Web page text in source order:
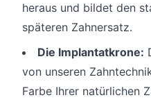
heraus und bildet den
späteren Zahnersatz.
Die Implantatkrone:
von unseren
Farbe Ihrer natürlichen